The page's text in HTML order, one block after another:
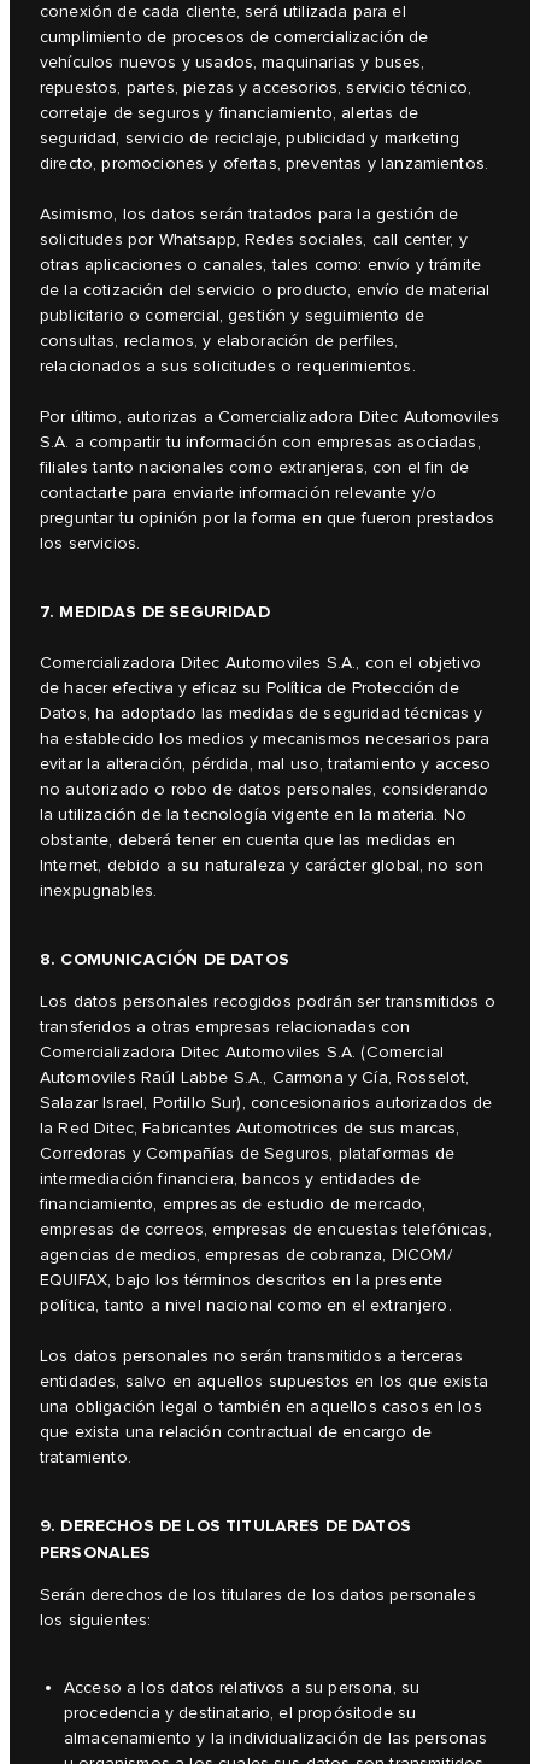
conexión de cada cliente, será utilizada para el
cumplimiento de procesos de comercialización de
vehículos nuevos y usados, maquinarias y buses,
repuestos, partes, piezas y accesorios, servicio técnico,
corretaje de seguros y financiamiento, alertas de
seguridad, servicio de reciclaje, publicidad y marketing
directo, promociones y ofertas, preventas y lanzamientos.
Asimismo, los datos serán tratados para la gestión de
solicitudes por Whatsapp, Redes sociales, call center, y
otras aplicaciones o canales, tales como: envío y trámite
de la cotización del servicio o producto, envío de material
publicitario o comercial, gestión y seguimiento de
consultas, reclamos, y elaboración de perfiles,
relacionados a sus solicitudes o requerimientos.
Por último, autorizas a Comercializadora Ditec Automoviles
S.A. a compartir tu información con empresas asociadas,
filiales tanto nacionales como extranjeras, con el fin de
contactarte para enviarte información relevante y/o
preguntar tu opinión por la forma en que fueron prestados
los servicios.
7. MEDIDAS DE SEGURIDAD
Comercializadora Ditec Automoviles S.A., con el objetivo
de hacer efectiva y eficaz su Política de Protección de
Datos, ha adoptado las medidas de seguridad técnicas y
ha establecido los medios y mecanismos necesarios para
evitar la alteración, pérdida, mal uso, tratamiento y acceso
no autorizado o robo de datos personales, considerando
la utilización de la tecnología vigente en la materia. No
obstante, deberá tener en cuenta que las medidas en
Internet, debido a su naturaleza y carácter global, no son
inexpugnables.
8. COMUNICACIÓN DE DATOS
Los datos personales recogidos podrán ser transmitidos o
transferidos a otras empresas relacionadas con
Comercializadora Ditec Automoviles S.A. (Comercial
Automoviles Raúl Labbe S.A., Carmona y Cía, Rosselot,
Salazar Israel, Portillo Sur), concesionarios autorizados de
la Red Ditec, Fabricantes Automotrices de sus marcas,
Corredoras y Compañías de Seguros, plataformas de
intermediación financiera, bancos y entidades de
financiamiento, empresas de estudio de mercado,
empresas de correos, empresas de encuestas telefónicas,
agencias de medios, empresas de cobranza, DICOM/
EQUIFAX, bajo los términos descritos en la presente
política, tanto a nivel nacional como en el extranjero.
Los datos personales no serán transmitidos a terceras
entidades, salvo en aquellos supuestos en los que exista
una obligación legal o también en aquellos casos en los
que exista una relación contractual de encargo de
tratamiento.
9. DERECHOS DE LOS TITULARES DE DATOS
PERSONALES
Serán derechos de los titulares de los datos personales
los siguientes:
Acceso a los datos relativos a su persona, su
procedencia y destinatario, el propósitode su
almacenamiento y la individualización de las personas